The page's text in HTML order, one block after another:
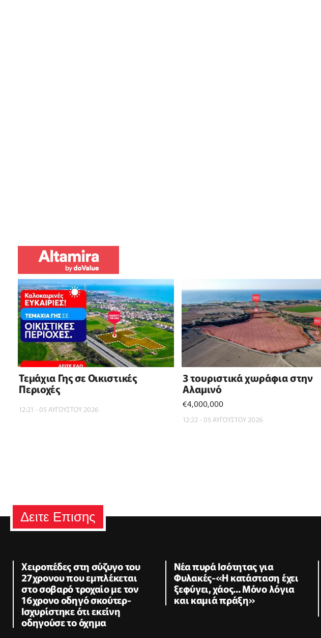
Τεμάχια Γης σε Οικιστικές
Περιοχές
12:21 - 05 ΑΥΓΟΥΣΤΟΥ 2026
3 τουριστικά χωράφια στην
Αλαμινό
€4,000,000
12:22 - 05 ΑΥΓΟΥΣΤΟΥ 2026
Δειτε Επισης
Χειροπέδες στη σύζυγο του
27χρονου που εμπλέκεται
στο σοβαρό τροχαίο με τον
16χρονο οδηγό σκούτερ-
Ισχυρίστηκε ότι εκείνη
οδηγούσε το όχημα
Νέα πυρά Ισότητας για
Φυλακές-«Η κατάσταση έχει
ξεφύγει, χάος... Μόνο λόγια
και καμιά πράξη»